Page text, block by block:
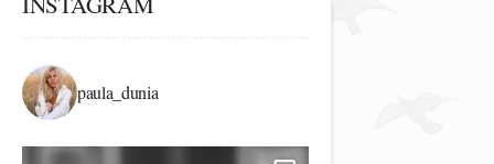
paula_dunia